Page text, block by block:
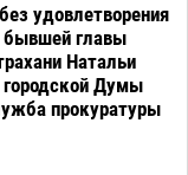
удовлетворения
бывшей главы
Натальи
городской Думы
прокуратуры